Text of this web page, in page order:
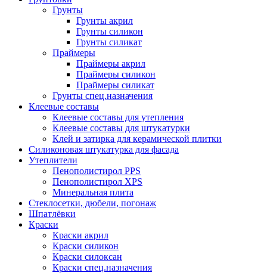
Грунты
Грунты акрил
Грунты силикон
Грунты силикат
Праймеры
Праймеры акрил
Праймеры силикон
Праймеры силикат
Грунты спец.назначения
Клеевые составы
Клеевые составы для утепления
Клеевые составы для штукатурки
Клей и затирка для керамической плитки
Силиконовая штукатурка для фасада
Утеплители
Пенополистирол PPS
Пенополистирол XPS
Минеральная плита
Стеклосетки, дюбели, погонаж
Шпатлёвки
Краски
Краски акрил
Краски силикон
Краски силоксан
Краски спец.назначения